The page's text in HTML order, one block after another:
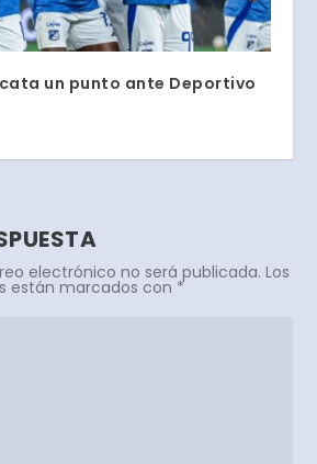
un punto ante Deportivo
electrónico no será publicada. Los
están marcados con *